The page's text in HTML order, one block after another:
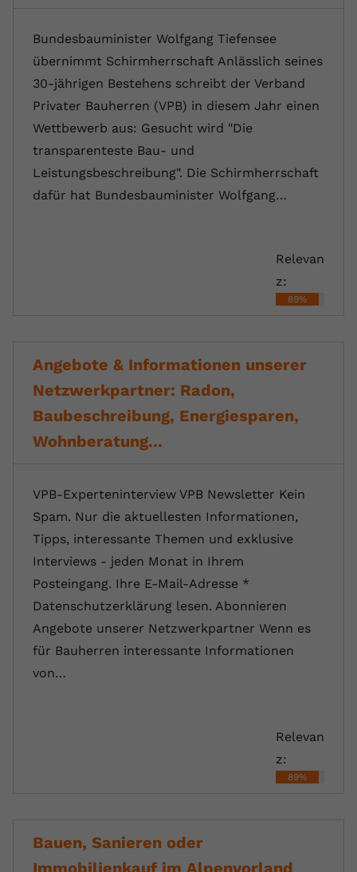
Bundesbauminister Wolfgang Tiefensee
übernimmt Schirmherrschaft Anlässlich seines
30-jährigen Bestehens schreibt der Verband
Privater Bauherren (VPB) in diesem Jahr einen
Wettbewerb aus: Gesucht wird "Die
transparenteste Bau- und
Leistungsbeschreibung". Die Schirmherrschaft
dafür hat Bundesbauminister Wolfgang…
Relevan
z:
89%
Angebote & Informationen unserer
Netzwerkpartner: Radon,
Baubeschreibung, Energiesparen,
Wohnberatung...
VPB-Experteninterview VPB Newsletter Kein
Spam. Nur die aktuellesten Informationen,
Tipps, interessante Themen und exklusive
Interviews - jeden Monat in Ihrem
Posteingang. Ihre E-Mail-Adresse *
Datenschutzerklärung lesen. Abonnieren
Angebote unserer Netzwerkpartner Wenn es
für Bauherren interessante Informationen
von…
Relevan
z:
89%
Bauen, Sanieren oder